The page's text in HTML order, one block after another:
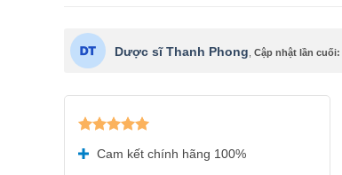
Dược sĩ Thanh Phong Cập nhật lần cuối:
hạng5.00
Cam kết chính hãng 100%